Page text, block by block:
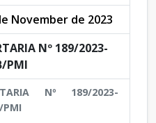
November de 2023
Nº 189/2023-
PMI
Nº 189/2023-
PMI